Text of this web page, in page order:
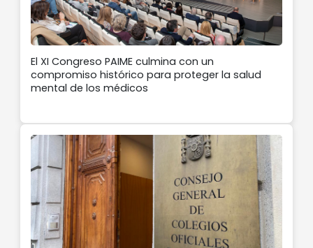
El XI Congreso PAIME culmina con un
compromiso histórico para proteger la salud
mental de los médicos